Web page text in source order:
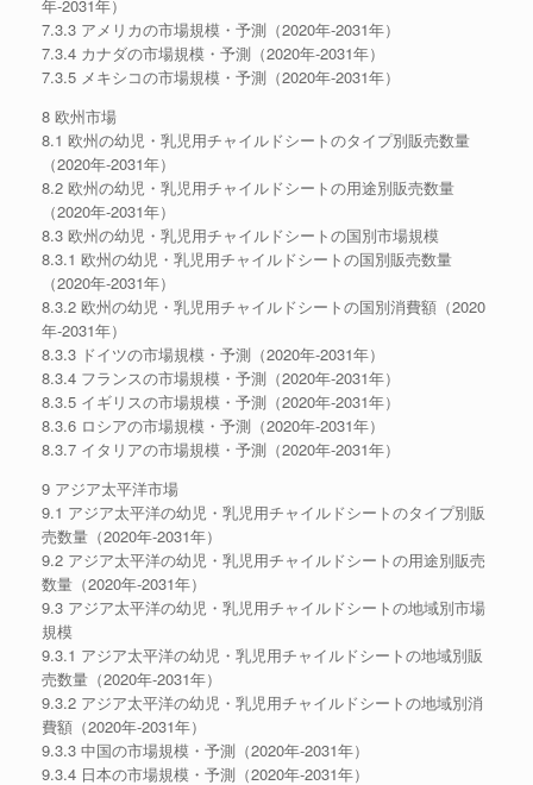
年-2031年）
7.3.3 アメリカの市場規模・予測（2020年-2031年）
7.3.4 カナダの市場規模・予測（2020年-2031年）
7.3.5 メキシコの市場規模・予測（2020年-2031年）
8 欧州市場
8.1 欧州の幼児・乳児用チャイルドシートのタイプ別販売数量
（2020年-2031年）
8.2 欧州の幼児・乳児用チャイルドシートの用途別販売数量
（2020年-2031年）
8.3 欧州の幼児・乳児用チャイルドシートの国別市場規模
8.3.1 欧州の幼児・乳児用チャイルドシートの国別販売数量
（2020年-2031年）
8.3.2 欧州の幼児・乳児用チャイルドシートの国別消費額（2020
年-2031年）
8.3.3 ドイツの市場規模・予測（2020年-2031年）
8.3.4 フランスの市場規模・予測（2020年-2031年）
8.3.5 イギリスの市場規模・予測（2020年-2031年）
8.3.6 ロシアの市場規模・予測（2020年-2031年）
8.3.7 イタリアの市場規模・予測（2020年-2031年）
9 アジア太平洋市場
9.1 アジア太平洋の幼児・乳児用チャイルドシートのタイプ別販
売数量（2020年-2031年）
9.2 アジア太平洋の幼児・乳児用チャイルドシートの用途別販売
数量（2020年-2031年）
9.3 アジア太平洋の幼児・乳児用チャイルドシートの地域別市場
規模
9.3.1 アジア太平洋の幼児・乳児用チャイルドシートの地域別販
売数量（2020年-2031年）
9.3.2 アジア太平洋の幼児・乳児用チャイルドシートの地域別消
費額（2020年-2031年）
9.3.3 中国の市場規模・予測（2020年-2031年）
9.3.4 日本の市場規模・予測（2020年-2031年）